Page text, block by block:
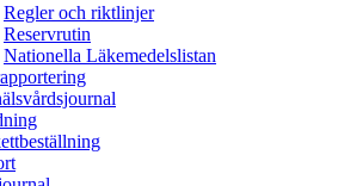
Regler och riktlinjer
Reservrutin
Nationella Läkemedelslistan